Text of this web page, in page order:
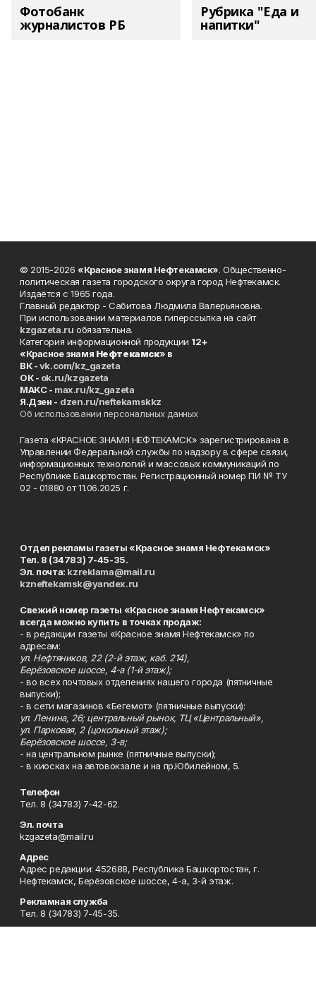
Фотобанк
журналистов РБ
Рубрика "Еда и
напитки"
© 2015-2026 «Красное знамя Нефтекамск». Общественно-
политическая газета городского округа город Нефтекамск.
Издаётся с 1965 года.
Главный редактор - Сабитова Людмила Валерьяновна.
При использовании материалов гиперссылка на сайт
kzgazeta.ru обязательна.
Категория информационной продукции 12+
«Красное знамя Нефтекамск» в
ВК -vk.com/kz_gazeta
ОК - ok.ru/kzgazeta
MAKC - max.ru/kz_gazeta
Я.Дзен - dzen.ru/neftekamskkz
Об использовании персональных данных
Газета «КРАСНОЕ ЗНАМЯ НЕФТЕКАМСК» зарегистрирована в
Управлении Федеральной службы по надзору в сфере связи,
информационных технологий и массовых коммуникаций по
Республике Башкортостан. Регистрационный номер ПИ № ТУ
02 - 01880 от 11.06.2025 г.
Отдел рекламы газеты «Красное знамя Нефтекамск»
Тел. 8 (34783) 7-45-35.
Эл. почта: kzreklama@mail.ru
kzneftekamsk@yandex.ru
Свежий номер газеты «Красное знамя Нефтекамск»
всегда можно купить в точках продаж:
- в редакции газеты «Красное знамя Нефтекамск» по
адресам:
ул. Нефтяников, 22 (2-й этаж, каб. 214),
Берёзовское шоссе, 4-а (1-й этаж);
- во всех почтовых отделениях нашего города (пятничные
выпуски);
- в сети магазинов «Бегемот» (пятничные выпуски):
ул. Ленина, 26; центральный рынок, ТЦ «Центральный»,
ул. Парковая, 2 (цокольный этаж);
Берёзовское шоссе, 3-в;
- на центральном рынке (пятничные выпуски);
- в киосках на автовокзале и на пр.Юбилейном, 5.
Телефон
Тел. 8 (34783) 7-42-62.
Эл. почта
kzgazeta@mail.ru
Адрес
Адрес редакции: 452688, Республика Башкортостан, г.
Нефтекамск, Берёзовское шоссе, 4-а, 3-й этаж.
Рекламная служба
Тел. 8 (34783) 7-45-35.